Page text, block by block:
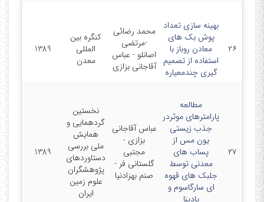
۲۶
بهینه سازی تعداد
پوش بک های
معادن روباز با
استفاده از تصمیم
گیری چندمعیاره
محمد رضائی
-مرتضی
اصانلو - عباس
آقاجانی بزازی
کنگره بین
المللی
معدن
1389
۲۷
مطالعه
پارامترهای موثردر
جذب زیستی
یون مس از
پساب های
معدنی توسط
جلبک های قهوه
ای سارگاسوم و
پادینا
عباس آقاجانی
بزازی -
مجتبی
گلستانی فر -
صنم بهزادنیا
نخستین
گردهمایی و
همایش
ملی بررسی
دستاوردهای
پژوهشگران
علوم زمین
ایران
1389